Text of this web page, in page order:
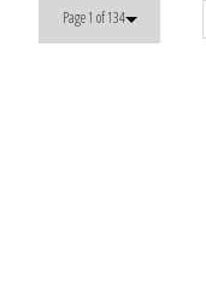
Page 1 of 134